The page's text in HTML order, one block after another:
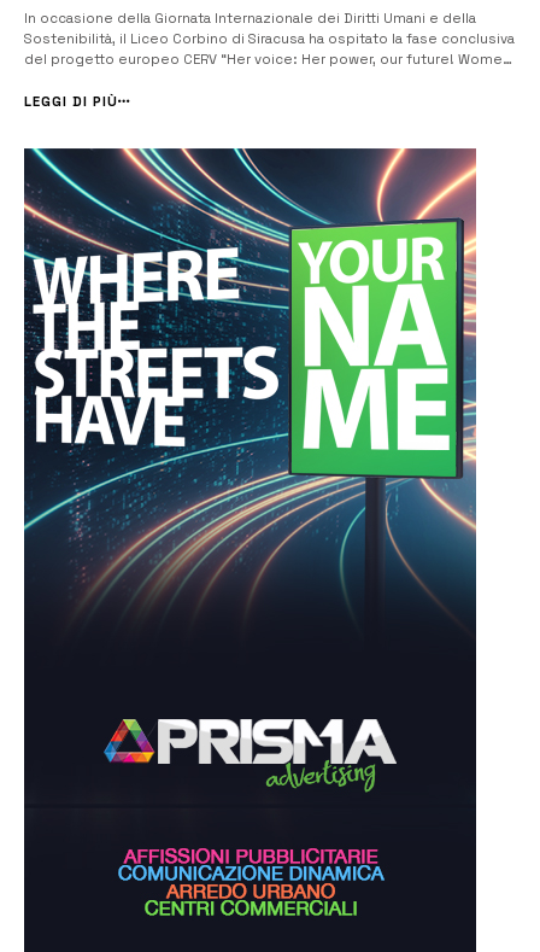
In occasione della Giornata Internazionale dei Diritti Umani e della
Sostenibilità, il Liceo Corbino di Siracusa ha ospitato la fase conclusiva
del progetto europeo CERV “Her voice: Her power, our future! Women
Usamborgia. La giornata si è aperta con i saluti istituzionali dell’Uff...
LEGGI DI PIÙ